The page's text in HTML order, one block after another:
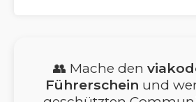
👥 Mache den
Führerschein und